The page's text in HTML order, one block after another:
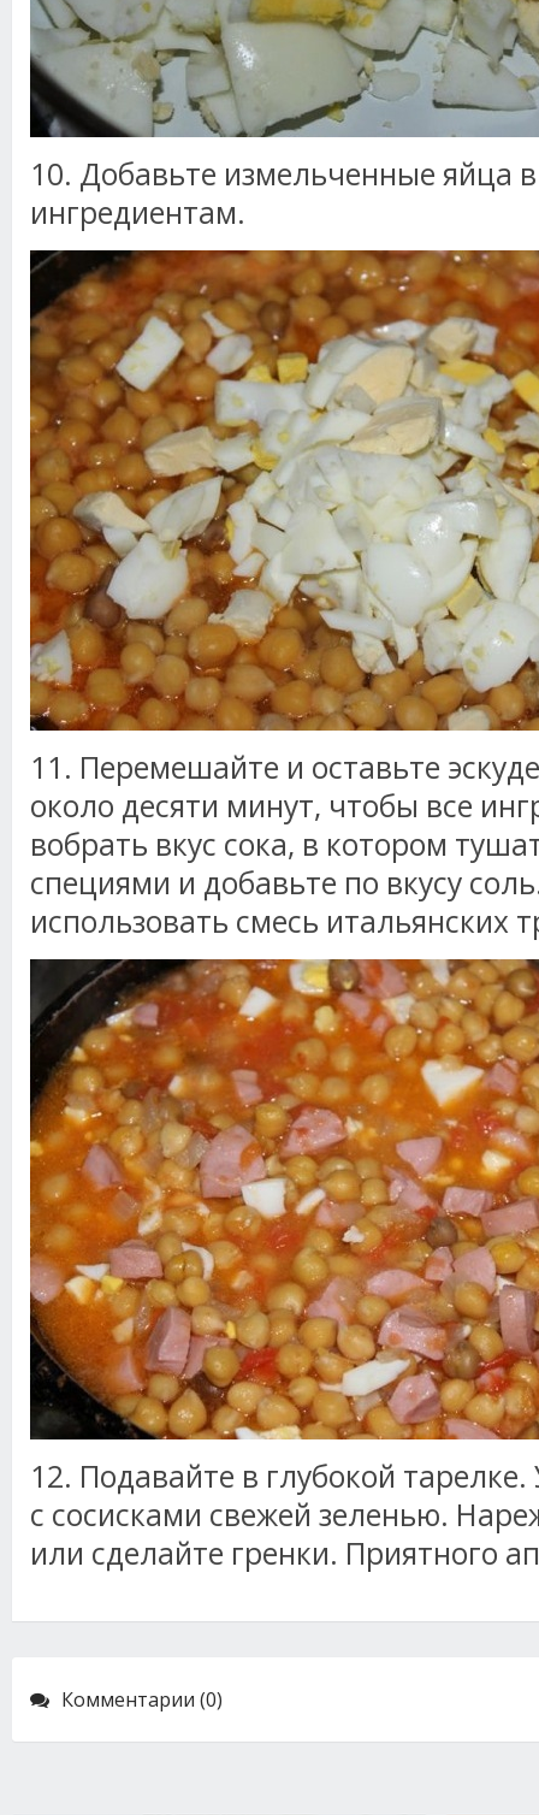
10. Добавьте измельченные яйца
ингредиентам.
11. Перемешайте и оставьте
около десяти минут, чтобы все
вобрать вкус сока, в котором
специями и добавьте по вкусу
использовать смесь итальянских
12. Подавайте в глубокой
с сосисками свежей зеленью.
или сделайте гренки. Приятного
Комментарии (0)